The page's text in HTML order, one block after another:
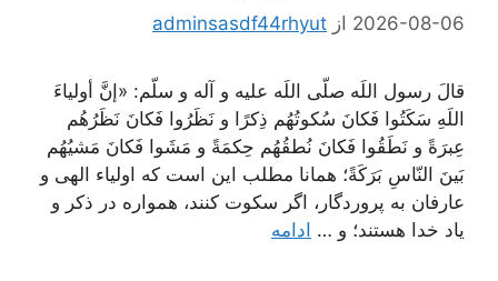
2026-08-06 از adminsasdf44rhyut
قالَ رسول اللَه صلّى اللَه عليه و آله و سلّم: «إنَّ أولياءَ
اللَهِ سَكَتُوا فَكانَ سُكوتُهُم ذِكرًا و نَظَرُوا فَكانَ نَظَرُهُم
عِبرَةً و نَطَقُوا فَكانَ نُطقُهُم حِكمَةً و مَشَوا فَكانَ مَشيُهُم
بَينَ النّاسِ بَرَكَةً؛ همانا مطلب اين است كه اولياء الهى و
عارفان به پروردگار، اگر سكوت كنند، همواره در ذكر و
ياد خدا هستند؛ و … ادامه